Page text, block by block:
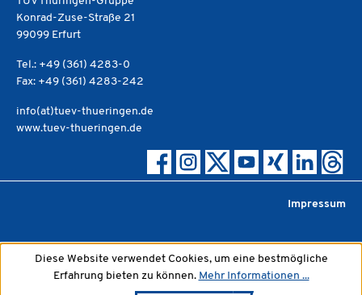
Konrad-Zuse-Straße 21
99099 Erfurt
Tel.: +49 (361) 4283-0
Fax: +49 (361) 4283-242
info(at)tuev-thueringen.de
www.tuev-thueringen.de
Impressum
Diese Website verwendet Cookies, um eine bestmögliche
Erfahrung bieten zu können. Mehr Informationen ...